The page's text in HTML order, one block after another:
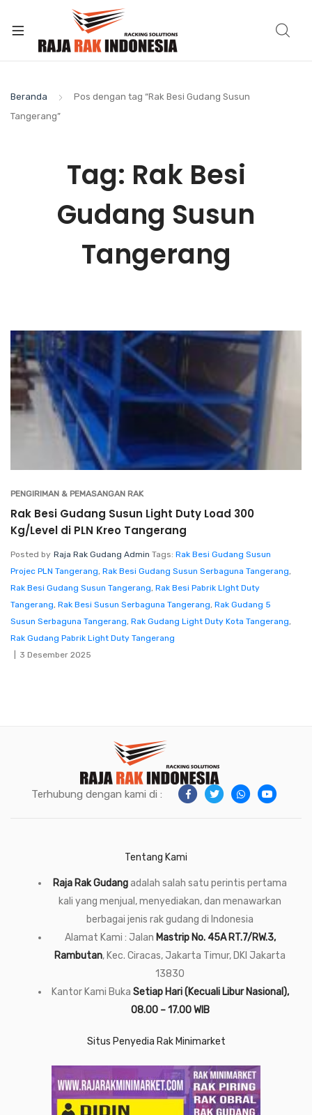
Beranda
Pos dengan tag “Rak Besi Gudang Susun
Tangerang”
Tag: Rak Besi
Gudang Susun
Tangerang
PENGIRIMAN & PEMASANGAN RAK
Rak Besi Gudang Susun Light Duty Load 300
Kg/Level di PLN Kreo Tangerang
Posted by Raja Rak Gudang Admin Tags: Rak Besi Gudang Susun
Projec PLN Tangerang, Rak Besi Gudang Susun Serbaguna Tangerang,
Rak Besi Gudang Susun Tangerang, Rak Besi Pabrik LIght Duty
Tangerang, Rak Besi Susun Serbaguna Tangerang, Rak Gudang 5
Susun Serbaguna Tangerang, Rak Gudang Light Duty Kota Tangerang,
Rak Gudang Pabrik Light Duty Tangerang
3 Desember 2025
Terhubung dengan kami di :
Tentang Kami
Raja Rak Gudangadalah salah satu perintis pertama
kali yang menjual, menyediakan, dan menawarkan
berbagai jenis rak gudang di Indonesia
Alamat Kami : Jalan Mastrip No. 45A RT.7/RW.3,
Rambutan, Kec. Ciracas, Jakarta Timur, DKI Jakarta
13830
Kantor Kami Buka Setiap Hari (Kecuali Libur Nasional),
08.00 – 17.00 WIB
Situs Penyedia Rak Minimarket